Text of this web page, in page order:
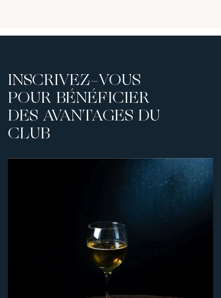
INSCRIVEZ-VOUS
POUR BÉNÉFICIER
DES AVANTAGES DU
CLUB